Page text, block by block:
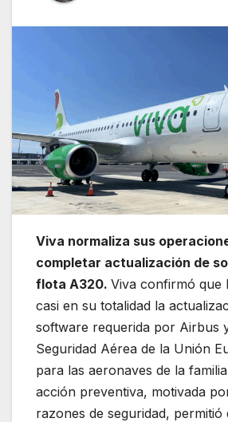
Viva normaliza sus
completar actualización de
flota A320. Viva confirmó que
casi en su totalidad la
software requerida por Airbus
Seguridad Aérea de la Unión
para las aeronaves de la
acción preventiva, motivada
razones de seguridad, permitió